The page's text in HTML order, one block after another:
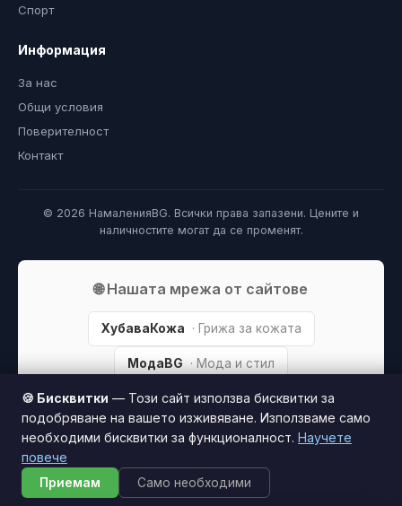
Спорт
Информация
За нас
Общи условия
Поверителност
Контакт
© 2026 НамаленияBG. Всички права запазени. Цените и
наличностите могат да се променят.
🌐 Нашата мрежа от сайтове
ХубаваКожа · Грижа за кожата
МодаBG · Мода и стил
ПарфюмBG · Парфюми
FreelanceBG · Фрийлансъри
🍪 Бисквитки — Този сайт използва бисквитки за
подобряване на вашето изживяване. Използваме само
необходими бисквитки за функционалност. Научете
повече
Приемам Само необходими